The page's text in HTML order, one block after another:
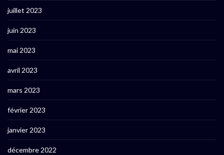
juillet 2023
juin 2023
mai 2023
avril 2023
mars 2023
février 2023
janvier 2023
décembre 2022